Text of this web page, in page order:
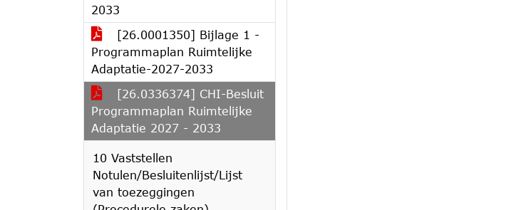
2033
[26.0001350] Bijlage 1 -
Programmaplan Ruimtelijke
Adaptatie-2027-2033
[26.0336374] CHI-Besluit
Programmaplan Ruimtelijke
Adaptatie 2027 - 2033
10 Vaststellen
Notulen/Besluitenlijst/Lijst
van toezeggingen